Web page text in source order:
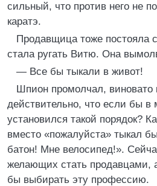
сильный, что против него не
каратэ.
Продавщица тоже постояла
стала ругать Витю. Она
— Все бы тыкали в живот!
Шпион промолчал, виновато
действительно, что если бы в
установился такой порядок?
вместо «пожалуйста» тыкал
батон! Мне велосипед!».
желающих стать продавцами,
бы выбирать эту профессию.